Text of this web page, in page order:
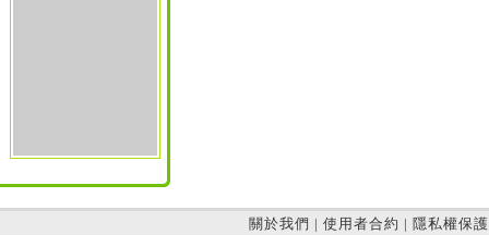
關於我們 | 使用者合約 | 隱私權保護